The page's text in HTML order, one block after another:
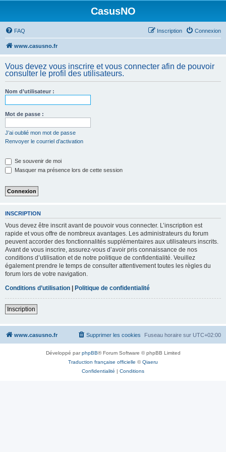
CasusNO
FAQ Connexion
Inscription
www.casusno.fr
Vous devez vous inscrire et vous connecter afin de pouvoir
consulter le profil des utilisateurs.
Nom d’utilisateur :
Mot de passe :
J’ai oublié mon mot de passe
Renvoyer le courriel d’activation
Se souvenir de moi
Masquer ma présence lors de cette session
INSCRIPTION
Vous devez être inscrit avant de pouvoir vous connecter. L’inscription est
rapide et vous offre de nombreux avantages. Les administrateurs du forum
peuvent accorder des fonctionnalités supplémentaires aux utilisateurs inscrits.
Avant de vous inscrire, assurez-vous d’avoir pris connaissance de nos
conditions d’utilisation et de notre politique de confidentialité. Veuillez
également prendre le temps de consulter attentivement toutes les règles du
forum lors de votre navigation.
Conditions d’utilisation | Politique de confidentialité
Inscription
www.casusno.fr Fuseau horaire sur UTC+02:00
Supprimer les cookies
Développé parphpBB® Forum Software © phpBB Limited
Traduction française officielle ©Qiaeru
Confidentialité | Conditions